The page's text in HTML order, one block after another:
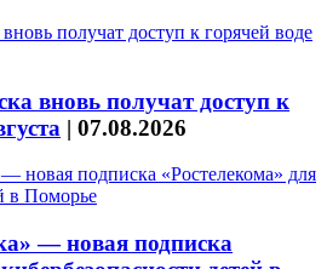
вновь получат доступ к
| 07.08.2026
— новая подписка